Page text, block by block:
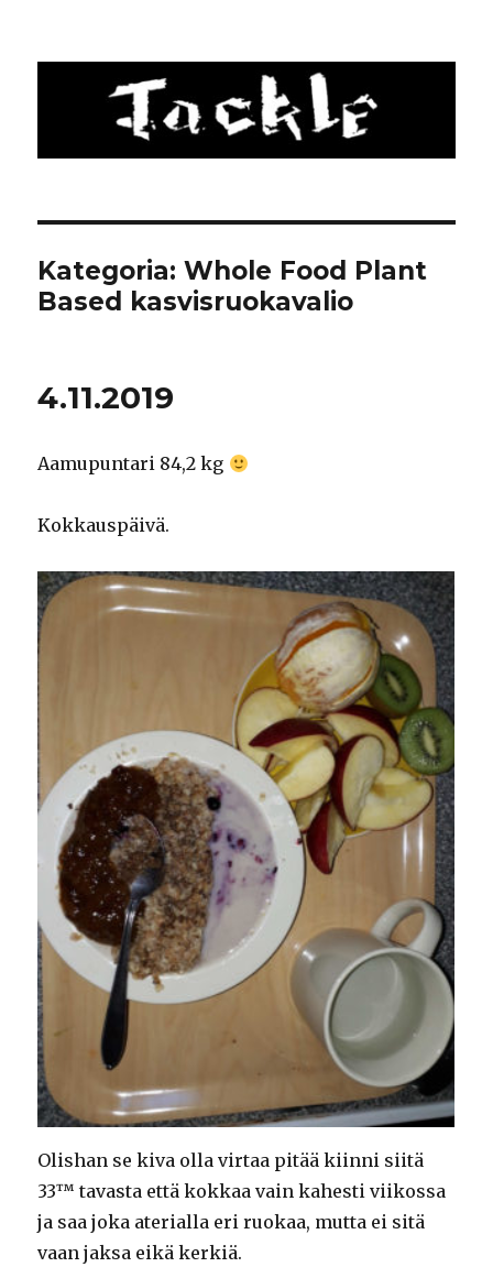
Tackle
Kategoria: Whole Food Plant
Based kasvisruokavalio
4.11.2019
Aamupuntari 84,2 kg
Kokkauspäivä.
Olishan se kiva olla virtaa pitää kiinni siitä
33™ tavasta että kokkaa vain kahesti viikossa
ja saa joka aterialla eri ruokaa, mutta ei sitä
vaan jaksa eikä kerkiä.